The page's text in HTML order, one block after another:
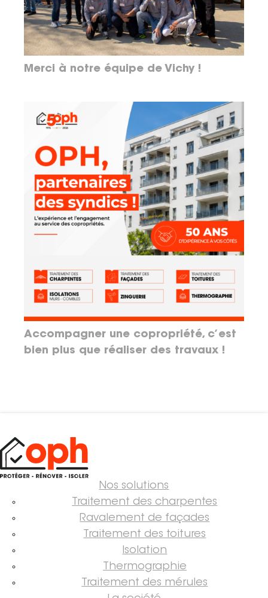
Merci à notre équipe de Vichy !
Accompagner une copropriété, c’est
bien plus que réaliser des travaux !
Nos solutions
Traitement des charpentes
Ravalement de façades
Traitement des toitures
Isolation
Thermographie
Traitement des mérules